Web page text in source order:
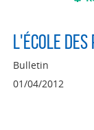
L'école
Bulletin
01/04/2012